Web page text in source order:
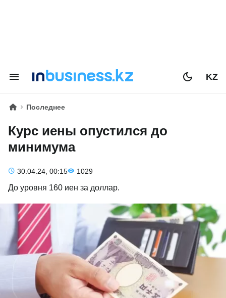
KZ
Последнее
Курс иены опустился до
минимума
30.04.24, 00:15 1029
До уровня 160 иен за доллар.